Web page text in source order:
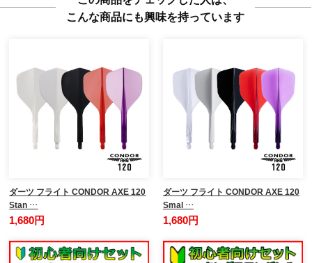
こんな商品にも興味を持っています
ダーツ フライト CONDOR AXE 120
Stan …
1,680円
ダーツ フライト CONDOR AXE 120
Smal …
1,680円